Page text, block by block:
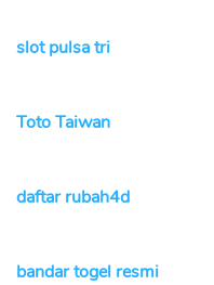
slot pulsa tri
Toto Taiwan
daftar rubah4d
bandar togel resmi